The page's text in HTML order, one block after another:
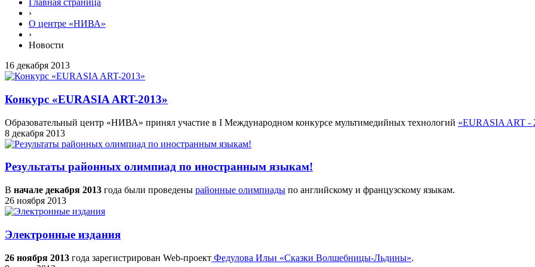
Главная страница
›
О центре «НИВА»
›
Новости
16 декабря 2013
Конкурс «EURASIA ART-2013»
Образовательный центр «НИВА» принял участие в I Международном конкурсе мультимедийных технологий «EURASIA ART -
8 декабря 2013
Результаты районных олимпиад по иностранным языкам!
В начале декабря 2013 года были проведены районные олимпиады по английскому и французскому языкам.
26 ноября 2013
Электронные издания
26 ноября 2013 года зарегистрирован Web-проект Федулова Ильи «Сказки Волшебницы-Льдины».